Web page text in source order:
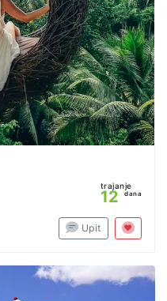
trajanje
12 dana
Upit